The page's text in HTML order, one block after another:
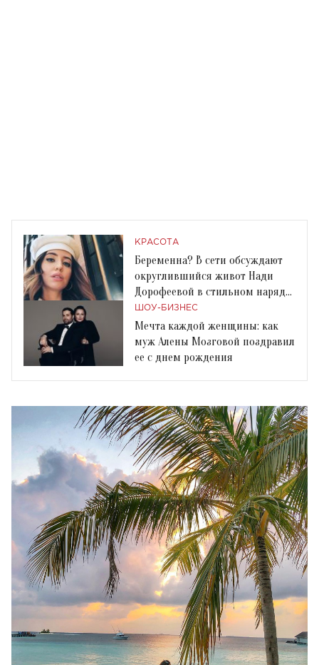
КРАСОТА
Беременна? В сети обсуждают
округлившийся живот Нади
Дорофеевой в стильном наряде
Jean Gritsfeldt
ШОУ-БИЗНЕС
Мечта каждой женщины: как
муж Алены Мозговой поздравил
ее с днем ​​рождения